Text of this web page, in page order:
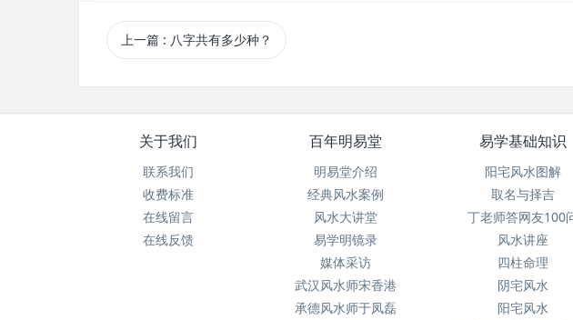
上一篇 : 八字共有多少种？
关于我们
联系我们
收费标准
在线留言
在线反馈
百年明易堂
明易堂介绍
经典风水案例
风水大讲堂
易学明镜录
媒体采访
武汉风水师宋香港
承德风水师于凤磊
易学基础知识
阳宅风水图解
取名与择吉
丁老师答网友100
风水讲座
四柱命理
阴宅风水
阳宅风水